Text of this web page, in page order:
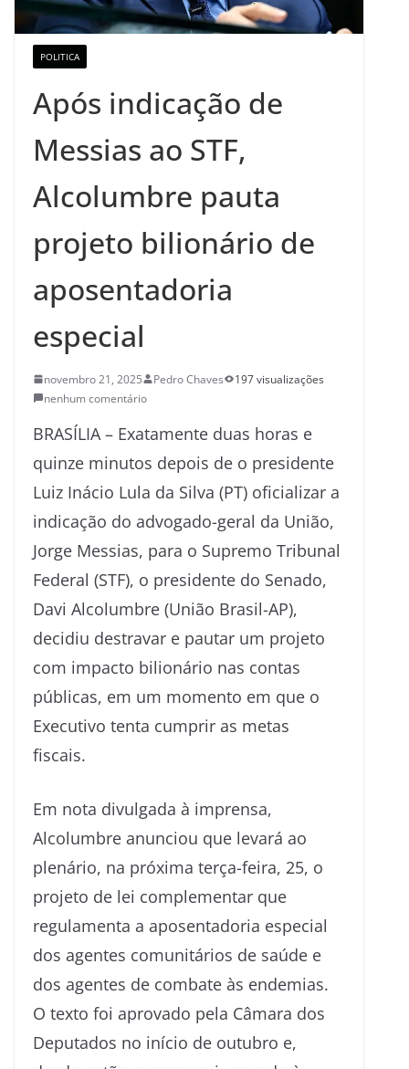
POLITICA
Após indicação de
Messias ao STF,
Alcolumbre pauta
projeto bilionário de
aposentadoria
especial
novembro 21, 2025 Pedro Chaves
197 visualizações
nenhum comentário
BRASÍLIA – Exatamente duas horas e
quinze minutos depois de o presidente
Luiz Inácio Lula da Silva (PT) oficializar a
indicação do advogado-geral da União,
Jorge Messias, para o Supremo Tribunal
Federal (STF), o presidente do Senado,
Davi Alcolumbre (União Brasil-AP),
decidiu destravar e pautar um projeto
com impacto bilionário nas contas
públicas, em um momento em que o
Executivo tenta cumprir as metas
fiscais.
Em nota divulgada à imprensa,
Alcolumbre anunciou que levará ao
plenário, na próxima terça-feira, 25, o
projeto de lei complementar que
regulamenta a aposentadoria especial
dos agentes comunitários de saúde e
dos agentes de combate às endemias.
O texto foi aprovado pela Câmara dos
Deputados no início de outubro e,